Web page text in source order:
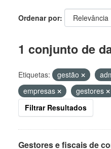
Ordenar por
1 conjunto de
Etiquetas: gestão
empresas
gestores
Filtrar Resultados
Gestores e fiscais de